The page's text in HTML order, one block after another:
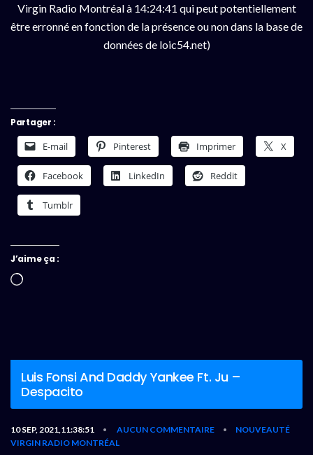
Virgin Radio Montréal à 14:24:41 qui peut potentiellement
être erronné en fonction de la présence ou non dans la base de
données de loic54.net)
Partager :
E-mail Pinterest Imprimer X
Facebook LinkedIn Reddit
Tumblr
J’aime ça :
Chargement…
Luis Fonsi And Daddy Yankee Ft. Ju –
Despacito
10 SEP, 2021,11:38:51 • AUCUN COMMENTAIRE •
NOUVEAUTÉ
VIRGIN RADIO MONTRÉAL